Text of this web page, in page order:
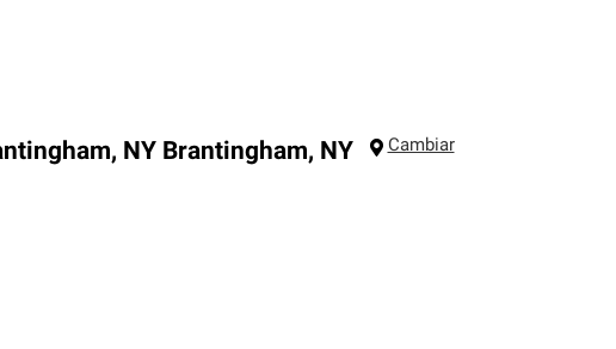
NY Brantingham, NY Cambiar